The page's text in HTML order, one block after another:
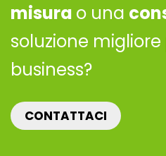
misura o una
soluzione
business?
CONTATTACI